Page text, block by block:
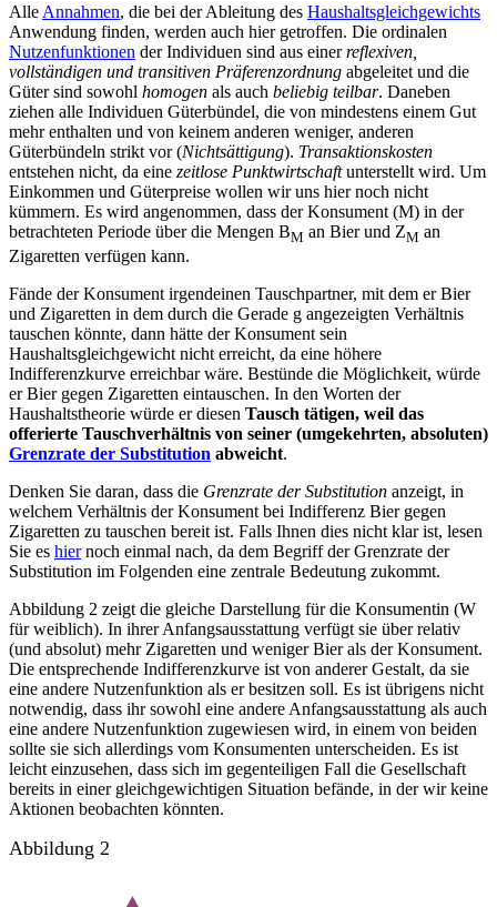
Alle Annahmen, die bei der Ableitung des Haushaltsgleichgewichts
Anwendung finden, werden auch hier getroffen. Die ordinalen
Nutzenfunktionen der Individuen sind aus einerreflexiven,
vollständigen und transitiven Präferenzordnung abgeleitet und die
Güter sind sowohl homogen als auch beliebig teilbar. Daneben
ziehen alle Individuen Güterbündel, die von mindestens einem Gut
mehr enthalten und von keinem anderen weniger, anderen
Güterbündeln strikt vor (Nichtsättigung). Transaktionskosten
entstehen nicht, da eine zeitlose Punktwirtschaftunterstellt wird. Um
Einkommen und Güterpreise wollen wir uns hier noch nicht
kümmern. Es wird angenommen, dass der Konsument (M) in der
betrachteten Periode über die Mengen BM an Bier und ZM an
Zigaretten verfügen kann.
Fände der Konsument irgendeinen Tauschpartner, mit dem er Bier
und Zigaretten in dem durch die Gerade g angezeigten Verhältnis
tauschen könnte, dann hätte der Konsument sein
Haushaltsgleichgewicht nicht erreicht, da eine höhere
Indifferenzkurve erreichbar wäre. Bestünde die Möglichkeit, würde
er Bier gegen Zigaretten eintauschen. In den Worten der
Haushaltstheorie würde er diesen Tausch tätigen, weil das
offerierte Tauschverhältnis von seiner (umgekehrten, absoluten)
Grenzrate der Substitution abweicht.
Denken Sie daran, dass die Grenzrate der Substitution anzeigt, in
welchem Verhältnis der Konsument bei Indifferenz Bier gegen
Zigaretten zu tauschen bereit ist. Falls Ihnen dies nicht klar ist, lesen
Sie es hiernoch einmal nach, da dem Begriff der Grenzrate der
Substitution im Folgenden eine zentrale Bedeutung zukommt.
Abbildung 2 zeigt die gleiche Darstellung für die Konsumentin (W
für weiblich). In ihrer Anfangsausstattung verfügt sie über relativ
(und absolut) mehr Zigaretten und weniger Bier als der Konsument.
Die entsprechende Indifferenzkurve ist von anderer Gestalt, da sie
eine andere Nutzenfunktion als er besitzen soll. Es ist übrigens nicht
notwendig, dass ihr sowohl eine andere Anfangsausstattung als auch
eine andere Nutzenfunktion zugewiesen wird, in einem von beiden
sollte sie sich allerdings vom Konsumenten unterscheiden. Es ist
leicht einzusehen, dass sich im gegenteiligen Fall die Gesellschaft
bereits in einer gleichgewichtigen Situation befände, in der wir keine
Aktionen beobachten könnten.
Abbildung 2